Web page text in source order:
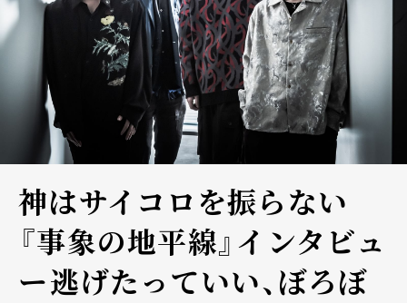
神はサイコロを振らない
『事象の地平線』インタビュ
ー――逃げたっていい、ぼろぼ